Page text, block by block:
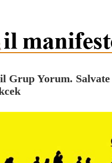
Grup Yorum.